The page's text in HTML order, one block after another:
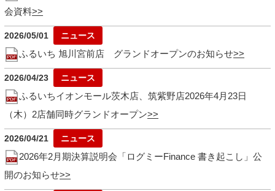
会資料
2026/05/01
ふるいち 旭川宮前店 グランドオープンのお知らせ
2026/04/23
ふるいちイオンモール茨木店、筑紫野店2026年4月23日
（木）2店舗同時グランドオープン
2026/04/21
2026年2月期決算説明会「ログミーFinance 書き起こし」公
開のお知らせ